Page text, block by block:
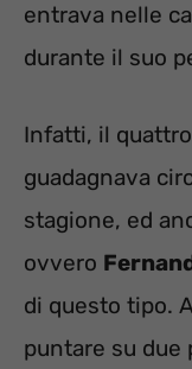
entrava nelle
durante il suo
Infatti, il
guadagnava
stagione, ed
ovvero
di questo tipo.
puntare su due